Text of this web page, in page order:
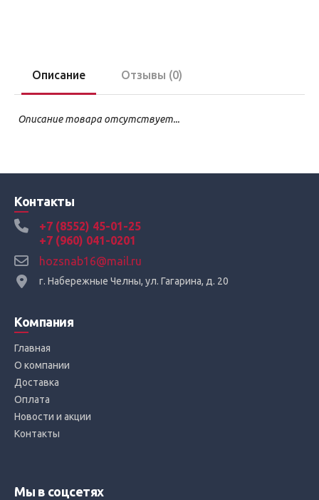
Описание Отзывы (0)
Описание товара отсутствует...
Контакты
+7 (8552) 45-01-25
+7 (960) 041-0201
hozsnab16@mail.ru
г. Набережные Челны, ул. Гагарина, д. 20
Компания
Главная
О компании
Доставка
Оплата
Новости и акции
Контакты
Мы в соцсетях